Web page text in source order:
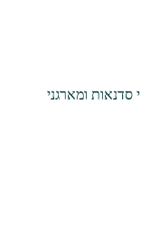
סדנאות ומארגני